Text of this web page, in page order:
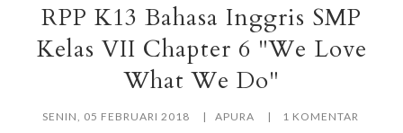
RPP K13 Bahasa Inggris SMP
Kelas VII Chapter 6 "We Love
What We Do"
SENIN, 05 FEBRUARI 2018 APURA 1 KOMENTAR